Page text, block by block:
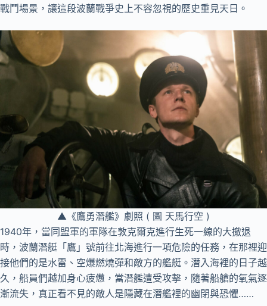
戰鬥場景，讓這段波蘭戰爭史上不容忽視的歷史重見天日。
▲《鷹勇潛艦》劇照 ( 圖 天馬行空 )
1940年，當同盟軍的軍隊在敦克爾克進行生死一線的大撤退
時，波蘭潛艇「鷹」號前往北海進行一項危險的任務，在那裡迎
接他們的是水雷、空爆燃燒彈和敵方的艦艇。潛入海裡的日子越
久，船員們越加身心疲憊，當潛艦遭受攻擊，隨著船艙的氧氣逐
漸流失，真正看不見的敵人是隱藏在潛艦裡的幽閉與恐懼……